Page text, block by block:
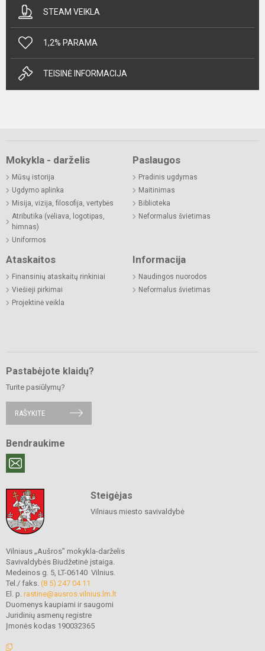
STEAM VEIKLA
1,2% PARAMA
TEISINĖ INFORMACIJA
Mokykla - darželis
Mūsų istorija
Ugdymo aplinka
Misija, vizija, filosofija, vertybės
Atributika (vėliava, logotipas,
himnas)
Uniformos
Paslaugos
Pradinis ugdymas
Maitinimas
Biblioteka
Neformalus švietimas
Ataskaitos
Finansinių ataskaitų rinkiniai
Viešieji pirkimai
Projektinė veikla
Informacija
Naudingos nuorodos
Neformalus švietimas
Pastabėjote klaidų?
Turite pasiūlymų?
RAŠYKITE
Bendraukime
Steigėjas
Vilniaus miesto savivaldybė
Vilniaus „Aušros” mokykla-darželis
Savivaldybės Biudžetinė įstaiga.
Medeinos g. 5, LT-06140 Vilnius.
Tel./ faks. (8 5) 247 04 11
El. p. rastine@ausros.vilnius.lm.lt
Duomenys kaupiami ir saugomi
Juridinių asmenų registre
Įmonės kodas 190032365